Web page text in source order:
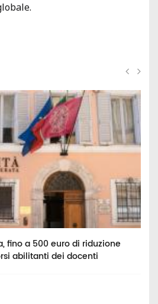
fino a 500 euro di riduzione
abilitanti dei docenti